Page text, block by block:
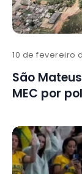
10 de fevereiro
São
MEC por